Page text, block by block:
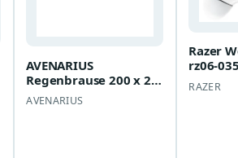
AVENARIUS
Regenbrause 200 x 2
mm, DN 15, Shower,
9006920016
AVENARIUS
Razer
rz06-
Game
RAZER